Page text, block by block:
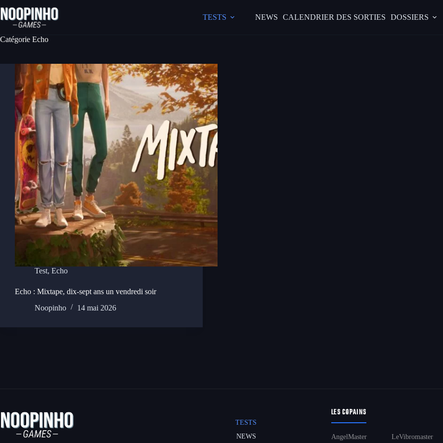
au
contenu
TESTS NEWS CALENDRIER DES SORTIES DOSSIERS
Catégorie Echo
Test, Echo
Echo : Mixtape, dix-sept ans un vendredi soir
Noopinho
14 mai 2026
TESTS
NEWS
LES COPAINS
AngelMaster LeVibromaster